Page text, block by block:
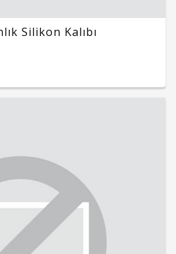
Silikon Kalıbı